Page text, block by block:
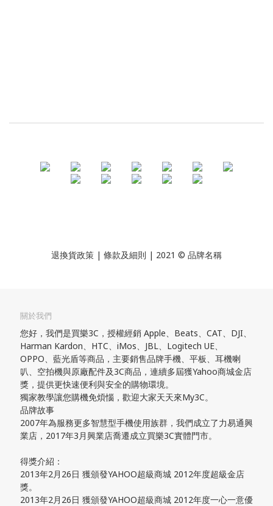
退換貨政策 | 條款及細則 | 2021 © 品牌名稱
關於我們
您好，我們是買樂3C，授權經銷 Apple、Beats、CAT、DJI、
Harman Kardon、HTC、iMos、JBL、Logitech UE、
OPPO、藍光盾等商品，主要銷售品牌手機、平板、耳機喇
叭、空拍機與原廠配件及3C商品，連續多屆獲Yahoo商城金店
獎，提供更快速便利與安全的購物環境。
獨家教學讓您購機免煩惱，歡迎大家天天來My3C。
品牌故事
2007年為服務更多智慧型手機使用族群，我們成立了力易通興
業店，2017年3月興業店喬遷成立買樂3C實體門市。
得獎介紹：
2013年2月26日 獲頒發YAHOO超級商城 2012年度超級金店
獎。
2013年2月26日 獲頒發YAHOO超級商城 2012年度一心一意優